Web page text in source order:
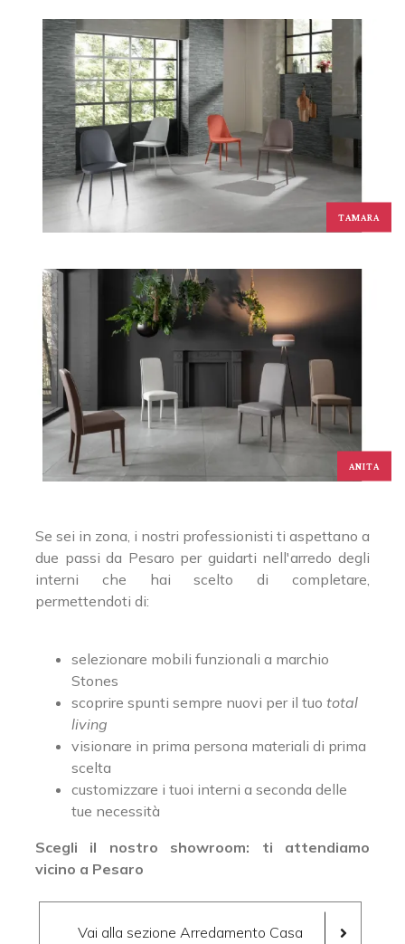
TAMARA
ANITA
Se sei in zona, i nostri professionisti ti aspettano a
due passi da Pesaro per guidarti nell'arredo degli
interni che hai scelto di completare,
permettendoti di:
selezionare mobili funzionali a marchio
Stones
scoprire spunti sempre nuovi per il tuo total
living
visionare in prima persona materiali di prima
scelta
customizzare i tuoi interni a seconda delle
tue necessità
Scegli il nostro showroom: ti attendiamo
vicino a Pesaro
Vai alla sezione Arredamento Casa